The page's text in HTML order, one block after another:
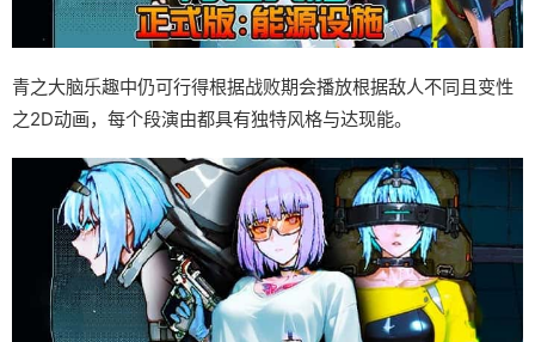
青之大脑乐趣中仍可行得根据战败期会播放根据敌人不同且变性
之2D动画，每个段演由都具有独特风格与达现能。